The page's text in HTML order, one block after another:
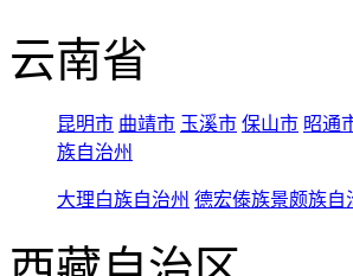
云南省
昆明市 曲靖市 玉溪市 保山市 昭通
族自治州
大理白族自治州 德宏傣族景颇族自